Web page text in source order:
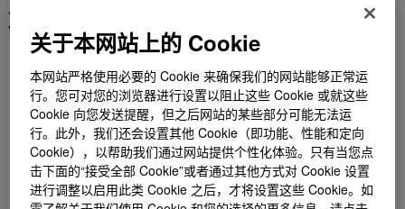
为获得优质地坪铺平道路
品质地坪始于合适的垫层。陶氏公司的自流平垫层解决方案可
打造光滑、平整的表面，确保适当的附着力，最大程度降低地
面装饰层损坏的风险。
我们的产品组合——包括纤维素醚、可再分散性乳胶粉末和聚
合物乳液——为您提供开发理想配方所需的特性，比如优化的
凝结时间、流动性、强度发展、柔韧性、附着力以及耐久性。
我们的产品还可用于各种基材，使其适用于各种地坪的铺装。
关于本网站上的 Cookie
本网站严格使用必要的 Cookie 来确保我们的网站能够正常运
行。您可对您的浏览器进行设置以阻止这些 Cookie 或就这些
Cookie 向您发送提醒，但之后网站的某些部分可能无法运
行。此外，我们还会设置其他 Cookie（即功能、性能和定向
Cookie），以帮助我们通过网站提供个性化体验。只有当您点
击下面的“接受全部 Cookie”或者通过其他方式对 Cookie 设置
进行调整以启用此类 Cookie 之后，才将设置这些 Cookie。如